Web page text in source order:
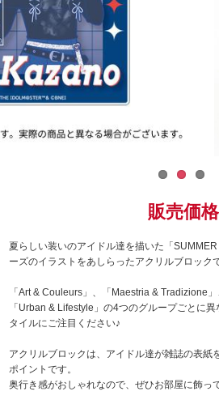
ACE COMBAT
パックマン
ナムコクラシック
ラブライブ！
ラブライブ！サンシャイン‼
ラブライブ！スーパースター!!
販売価格
夏らしい装いのアイドル達を描いた「
ーズのイラストをあしらったアクリルブロック
「Art & Couleurs」、「Maestria & Tradizione
「Urban & Lifestyle」の4つのグループごとに
タイルにご注目ください♪
アクリルブロックは、アイドル達が雑誌の表紙
ポイントです。
奥行き感がおしゃれなので、ぜひお部屋に飾っ